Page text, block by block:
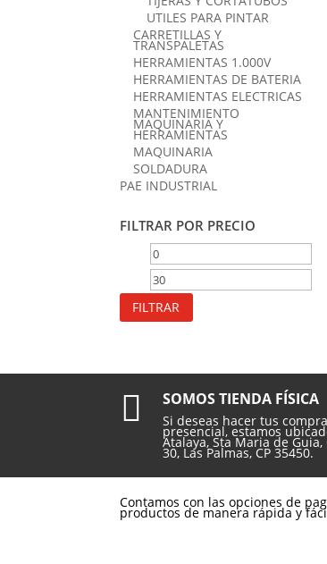
UTILES PARA PINTAR
CARRETILLAS Y
TRANSPALETAS
HERRAMIENTAS 1.000V
HERRAMIENTAS DE BATERIA
HERRAMIENTAS ELECTRICAS
MANTENIMIENTO
MAQUINARIA Y
HERRAMIENTAS
MAQUINARIA
SOLDADURA
PAE INDUSTRIAL
FILTRAR POR PRECIO
Precio
mínimo
FILTRAR
 SOMOS TIENDA FÍSICA
Si deseas hacer tus
presencial, estamos
Atalaya, Sta Maria de Guia,
30, Las Palmas, CP 35450.
Contamos con las opciones de
productos de manera rápida y